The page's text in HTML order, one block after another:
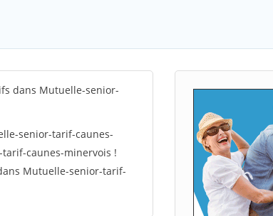
dans Mutuelle-senior-
senior-tarif-caunes-
caunes-minervois !
Mutuelle-senior-tarif-